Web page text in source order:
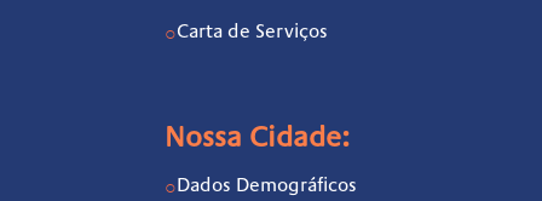
○Carta de Serviços
Nossa Cidade:
○ Dados Demográficos